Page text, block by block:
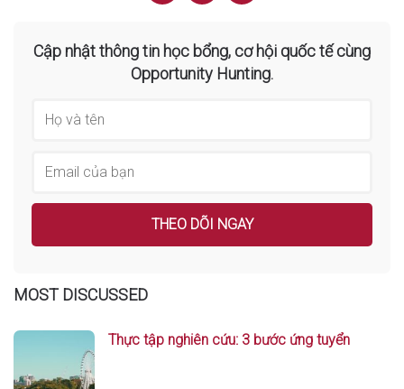
Cập nhật thông tin học bổng, cơ hội quốc tế cùng
Opportunity Hunting.
MOST DISCUSSED
Thực tập nghiên cứu: 3 bước ứng tuyển